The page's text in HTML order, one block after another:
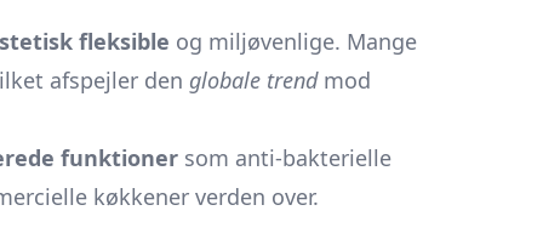
fleksible og miljøvenlige. Mange
afspejler den globale trendmod
funktioner som anti-bakterielle
køkkener verden over.